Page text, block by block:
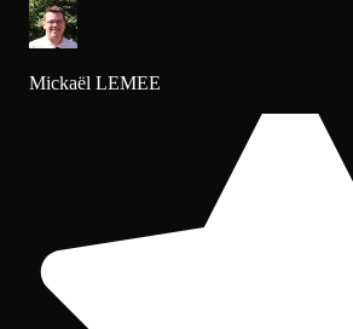
Mickaël LEMEE